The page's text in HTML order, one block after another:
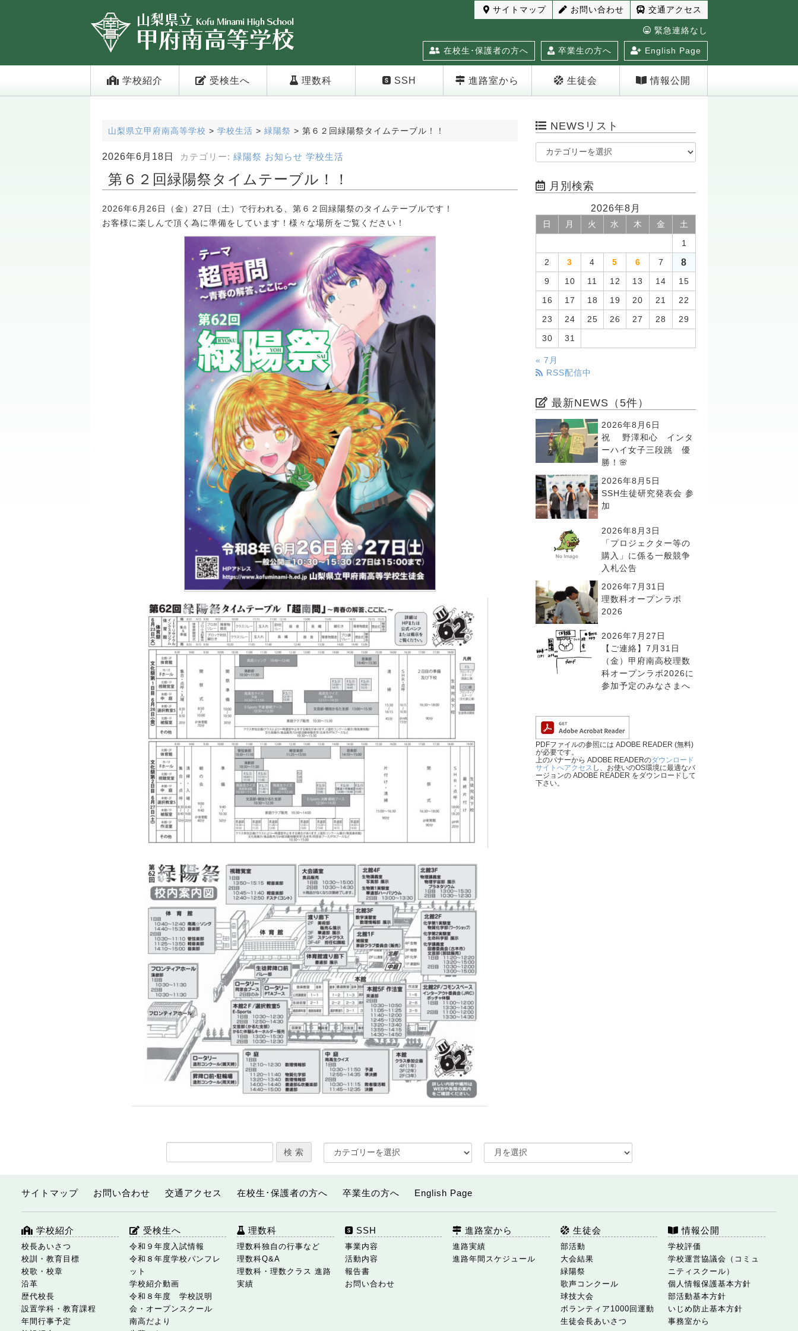
交通アクセス
お問い合わせ
サイトマップ
緊急連絡なし
在校生･保護者の方へ 卒業生の方へ English Page
学校紹介 受検生へ 理数科 SSH 進路室から 生徒会 情報公開
山梨県立甲府南高等学校 > 学校生活 > 緑陽祭 > 第６２回緑陽祭タイムテーブル！！
2026年6月18日 カテゴリー: 緑陽祭 お知らせ 学校生活
第６２回緑陽祭タイムテーブル！！
2026年6月26日（金）27日（土）で行われる、第６２回緑陽祭のタイムテーブルです！
お客様に楽しんで頂く為に準備をしています！様々な場所をご覧ください！
NEWSリスト
月別検索
2026年8月
日 月 火 水 木 金 土
1
2 3 4 5 6 7 8
9 10 11 12 13 14 15
16 17 18 19 20 21 22
23 24 25 26 27 28 29
30 31
« 7月
RSS配信中
最新NEWS（5件）
2026年8月6日
祝 野澤和心 インタ
ーハイ女子三段跳 優
勝！🌸
2026年8月5日
SSH生徒研究発表会 参
加
2026年8月3日
「プロジェクター等の
購入」に係る一般競争
入札公告
2026年7月31日
理数科オープンラボ
2026
2026年7月27日
【ご連絡】7月31日
（金）甲府南高校理数
科オープンラボ2026に
参加予定のみなさまへ
PDFファイルの参照には ADOBE READER (無料)
が必要です。
上のバナーから ADOBE READERのダウンロード
サイトへアクセス し、お使いのOS環境に最適なバ
ージョンの ADOBE READER をダウンロードして
下さい。
サイトマップ お問い合わせ 交通アクセス 在校生･保護者の方へ 卒業生の方へ English Page
学校紹介
校長あいさつ
校訓・教育目標
校歌・校章
沿革
歴代校長
設置学科・教育課程
年間行事予定
受検生へ
令和９年度入試情報
令和８年度学校パンフレ
ット
学校紹介動画
令和８年度 学校説明
会・オープンスクール
南高だより
理数科
理数科独自の行事など
理数科Q&A
理数科・理数クラス 進路
実績
SSH
事業内容
活動内容
報告書
お問い合わせ
進路室から
進路実績
進路年間スケジュール
生徒会
部活動
大会結果
緑陽祭
歌声コンクール
球技大会
ボランティア1000回運動
生徒会長あいさつ
情報公開
学校評価
学校運営協議会（コミュ
ニティスクール）
個人情報保護基本方針
部活動基本方針
いじめ防止基本方針
事務室から